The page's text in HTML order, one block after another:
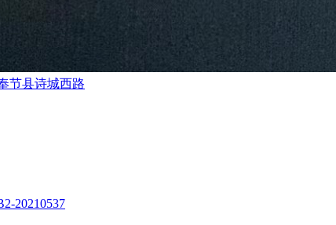
节县诗城西路
20210537